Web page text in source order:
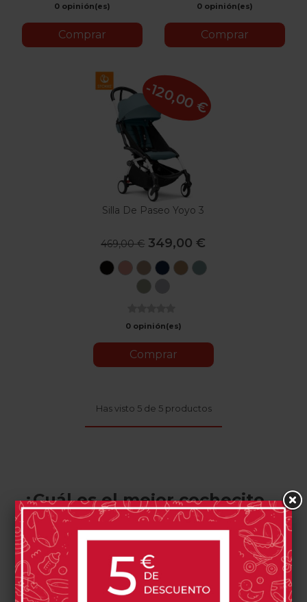
0 opinión(es)
Comprar
0 opinión(es)
Comprar
Silla De Paseo Yoyo 3
469,00 € 349,00 €
BlackGingerTaupe
Air Toffee
0 opinión(es)
Comprar
-120,00 €
Has visto 5 de 5 productos
¿Cuál es el mejor cochecito
de bebé Stokke?
En el universo de los cochecitos de bebé Stokke,
dos modelos destacan por encima del resto por
su diseño innovador, calidad premium y
funcionalidad adaptada a las necesidades reales
de los padres modernos: el Stokke Xplory y el